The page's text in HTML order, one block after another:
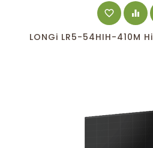
favorite_border equalizer
LONGi LR5-54HIH-410M